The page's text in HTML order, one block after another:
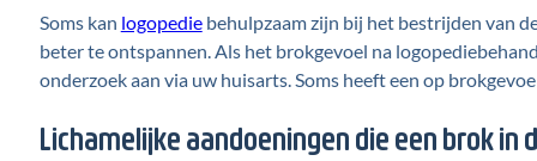
Soms kan logopediebehulpzaam zijn bij het bestrijden van
beter te ontspannen. Als het brokgevoel na
onderzoek aan via uw huisarts. Soms heeft een op
Lichamelijke aandoeningen die een brok in